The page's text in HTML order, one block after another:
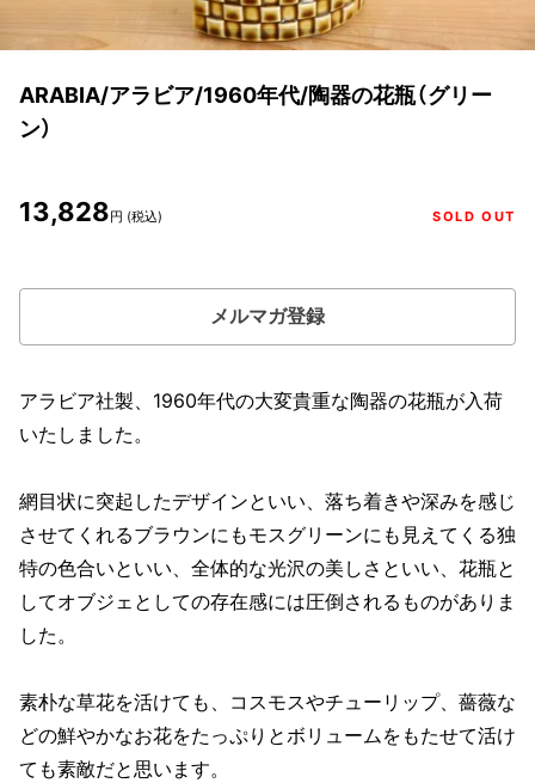
ARABIA/アラビア/1960年代/陶器の花瓶（グリー
ン）
13,828円 (税込) SOLD OUT
メルマガ登録
アラビア社製、1960年代の大変貴重な陶器の花瓶が入荷
いたしました。
網目状に突起したデザインといい、落ち着きや深みを感じ
させてくれるブラウンにもモスグリーンにも見えてくる独
特の色合いといい、全体的な光沢の美しさといい、花瓶と
してオブジェとしての存在感には圧倒されるものがありま
した。
素朴な草花を活けても、コスモスやチューリップ、薔薇な
どの鮮やかなお花をたっぷりとボリュームをもたせて活け
ても素敵だと思います。